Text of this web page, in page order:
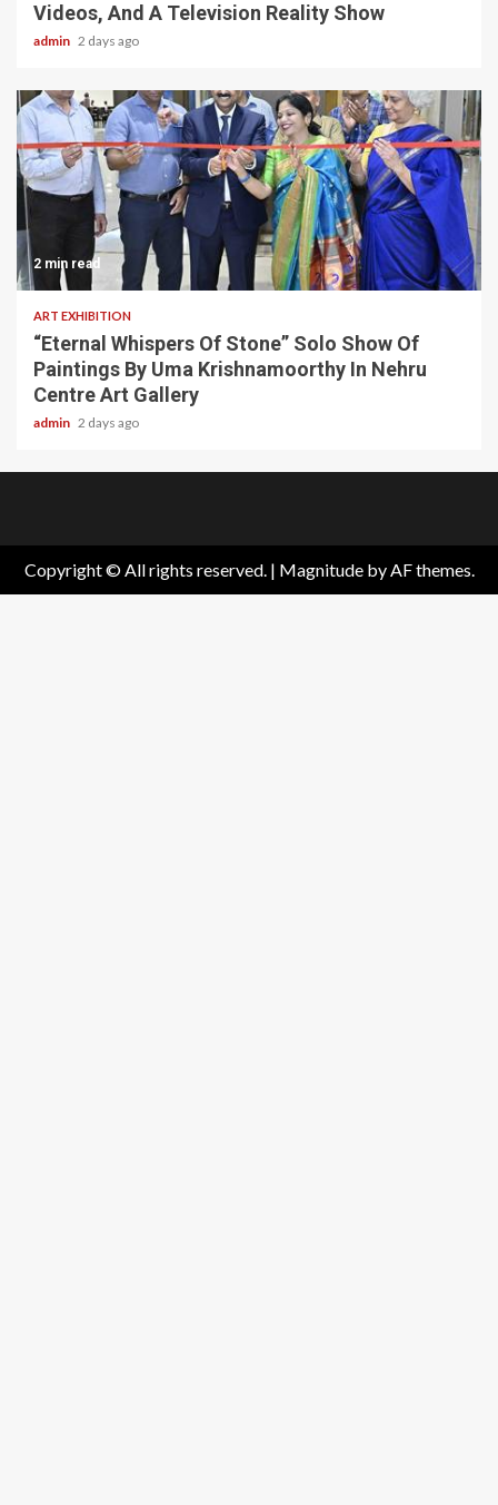
Videos, And A Television Reality Show
admin 2 days ago
2 min read
ART EXHIBITION
“Eternal Whispers Of Stone” Solo Show Of
Paintings By Uma Krishnamoorthy In Nehru
Centre Art Gallery
admin 2 days ago
Copyright © All rights reserved. | Magnitudeby AF themes.